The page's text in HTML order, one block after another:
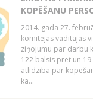
KOPĒŠANU
2014. gada 27.
komitejas vadītājas
ziņojumu par darbu
122 balsis pret un
atlīdzība par
ka...